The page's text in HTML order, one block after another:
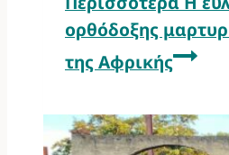
ορθόδοξης
της Αφρικής